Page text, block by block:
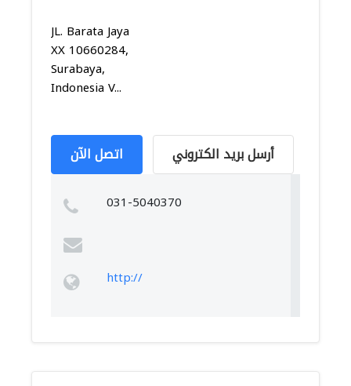
JL. Barata Jaya
XX 10660284,
Surabaya,
Indonesia V...
اتصل الآن أرسل بريد الكتروني
031-5040370
http://